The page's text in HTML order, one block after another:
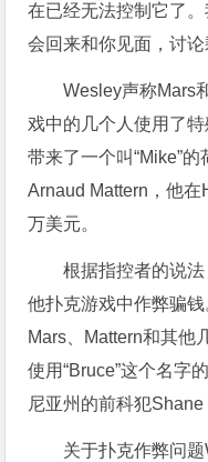
在已经无法控制它了
会回来和你见面，讨论
Wesley声称Mars
戏中的几个人使用了
带来了一个叫“Mike”
Arnaud Mattern，他
万美元。
根据指控者的说
他扑克游戏中作弊骗
Mars、Mattern和其他
使用“Bruce”这个名字
尼亚州的前科犯Shane
关于扑克作弊问